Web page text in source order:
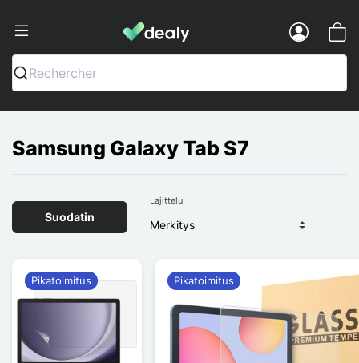
Dealy - Kotelot ja tarvikkeet
Rechercher
Samsung Galaxy Tab S7
Suodatin
Lajittelu
Pikatoimitus Pikatoimitus